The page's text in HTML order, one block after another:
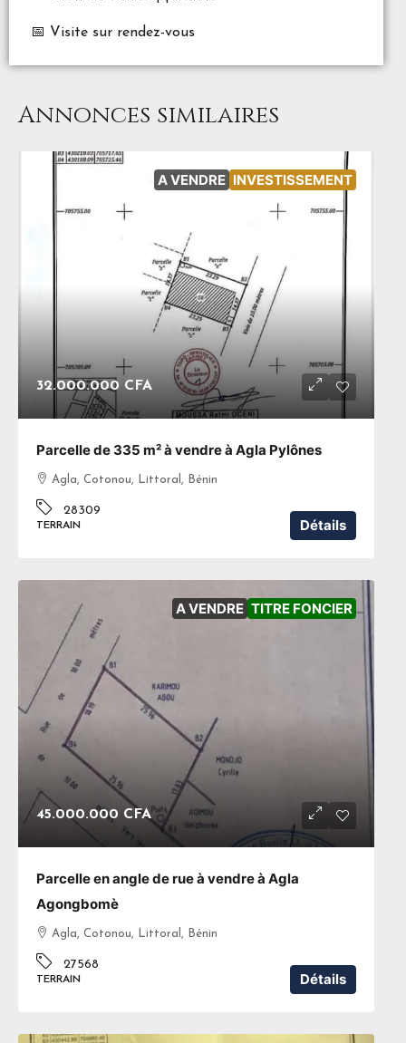
📅 Visite sur rendez-vous
Annonces similaires
A VENDRE INVESTISSEMENT
32.000.000 CFA
Parcelle de 335 m² à vendre à Agla Pylônes
Agla, Cotonou, Littoral, Bénin
28309
TERRAIN Détails
A VENDRE TITRE FONCIER
45.000.000 CFA
Parcelle en angle de rue à vendre à Agla
Agongbomè
Agla, Cotonou, Littoral, Bénin
27568
TERRAIN Détails